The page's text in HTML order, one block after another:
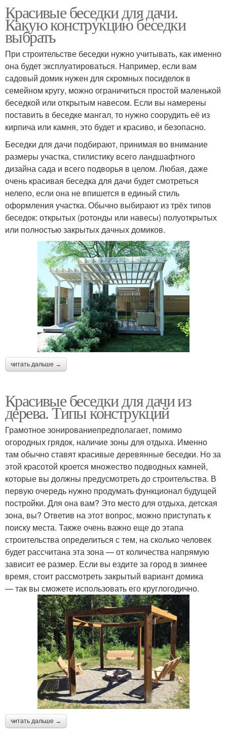
Красивые беседки для дачи.
Какую конструкцию беседки
выбрать
При строительстве беседки нужно учитывать, как именно
она будет эксплуатироваться. Например, если вам
садовый домик нужен для скромных посиделок в
семейном кругу, можно ограничиться простой маленькой
беседкой или открытым навесом. Если вы намерены
поставить в беседке мангал, то нужно соорудить её из
кирпича или камня, это будет и красиво, и безопасно.
Беседки для дачи подбирают, принимая во внимание
размеры участка, стилистику всего ландшафтного
дизайна сада и всего подворья в целом. Любая, даже
очень красивая беседка для дачи будет смотреться
нелепо, если она не впишется в единый стиль
оформления участка. Обычно выбирают из трёх типов
беседок: открытых (ротонды или навесы) полуоткрытых
или полностью закрытых дачных домиков.
читать дальше →
Красивые беседки для дачи из
дерева. Типы конструкций
Грамотное зонированиепредполагает, помимо
огородных грядок, наличие зоны для отдыха. Именно
там обычно ставят красивые деревянные беседки. Но за
этой красотой кроется множество подводных камней,
которые вы должны предусмотреть до строительства. В
первую очередь нужно продумать функционал будущей
постройки. Для она вам? Это место для отдыха, детская
зона, вы? Ответив на этот вопрос, можно приступать к
поиску места. Также очень важно еще до этапа
строительства определиться с тем, на сколько человек
будет рассчитана эта зона — от количества напрямую
зависит ее размер. Если вы ездите за город в зимнее
время, стоит рассмотреть закрытый вариант домика
— так вы сможете использовать его круглогодично.
читать дальше →